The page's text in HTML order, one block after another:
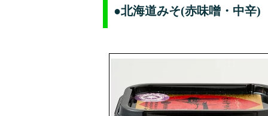
●北海道みそ(赤味噌・中辛)